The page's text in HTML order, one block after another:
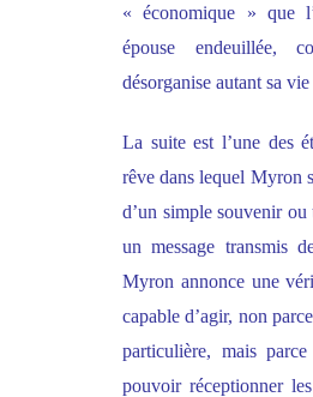
« économique » que
épouse endeuillée,
désorganise autant sa
La suite est l’une des
rêve dans lequel Myron
d’un simple souvenir
un message transmis
Myron annonce une
capable d’agir, non
particulière, mais
pouvoir réceptionner